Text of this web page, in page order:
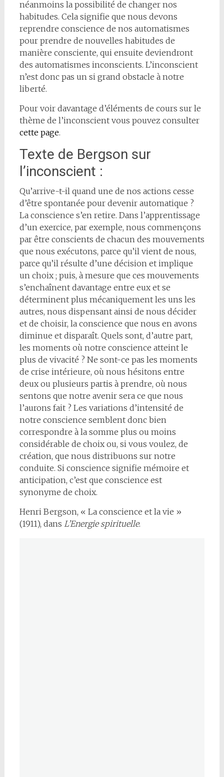
néanmoins la possibilité de changer nos
habitudes. Cela signifie que nous devons
reprendre conscience de nos automatismes
pour prendre de nouvelles habitudes de
manière consciente, qui ensuite deviendront
des automatismes inconscients. L’inconscient
n’est donc pas un si grand obstacle à notre
liberté.
Pour voir davantage d’éléments de cours sur le
thème de l’inconscient vous pouvez consulter
cette page.
Texte de Bergson sur
l’inconscient :
Qu’arrive-t-il quand une de nos actions cesse
d’être spontanée pour devenir automatique ?
La conscience s’en retire. Dans l’apprentissage
d’un exercice, par exemple, nous commençons
par être conscients de chacun des mouvements
que nous exécutons, parce qu’il vient de nous,
parce qu’il résulte d’une décision et implique
un choix ; puis, à mesure que ces mouvements
s’enchaînent davantage entre eux et se
déterminent plus mécaniquement les uns les
autres, nous dispensant ainsi de nous décider
et de choisir, la conscience que nous en avons
diminue et disparaît. Quels sont, d’autre part,
les moments où notre conscience atteint le
plus de vivacité ? Ne sont-ce pas les moments
de crise intérieure, où nous hésitons entre
deux ou plusieurs partis à prendre, où nous
sentons que notre avenir sera ce que nous
l’aurons fait ? Les variations d’intensité de
notre conscience semblent donc bien
correspondre à la somme plus ou moins
considérable de choix ou, si vous voulez, de
création, que nous distribuons sur notre
conduite. Si conscience signifie mémoire et
anticipation, c’est que conscience est
synonyme de choix.
Henri Bergson, « La conscience et la vie »
(1911), dans L’Energie spirituelle.